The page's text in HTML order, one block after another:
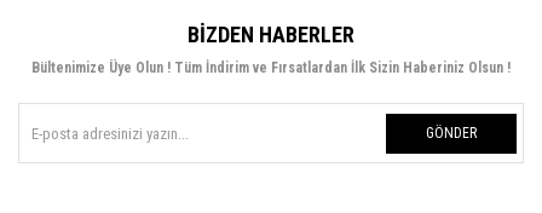
BIZDEN HABERLER
Bültenimize Üye Olun ! Tüm İndirim ve Fırsatlardan İlk Sizin Haberiniz Olsun !
GÖNDER